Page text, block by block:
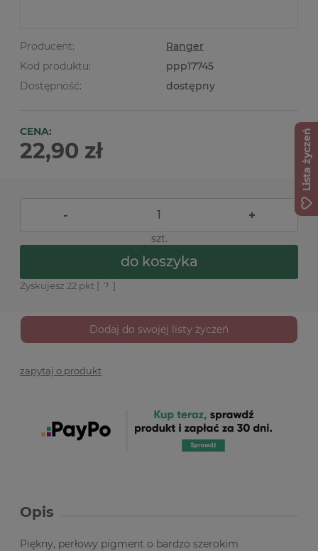
Producent:
Ranger
Kod produktu:
ppp17745
Dostępność:
dostępny
CENA:
22,90 zł
- +
szt.
do koszyka
Zyskujesz 22 pkt [ ? ]
Dodaj do swojej listy życzeń
zapytaj o produkt
Opis
Piękny, perłowy pigment o bardzo szerokim
Lista życzeń